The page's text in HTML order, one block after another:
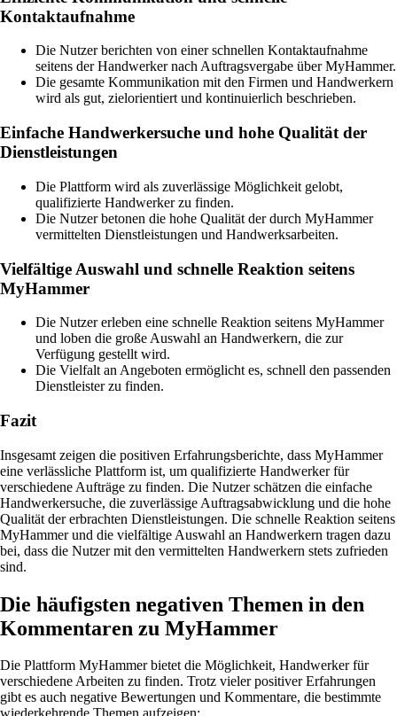
Kontaktaufnahme
Die Nutzer berichten von einer schnellen Kontaktaufnahme
seitens der Handwerker nach Auftragsvergabe über MyHammer.
Die gesamte Kommunikation mit den Firmen und Handwerkern
wird als gut, zielorientiert und kontinuierlich beschrieben.
Einfache Handwerkersuche und hohe Qualität der
Dienstleistungen
Die Plattform wird als zuverlässige Möglichkeit gelobt,
qualifizierte Handwerker zu finden.
Die Nutzer betonen die hohe Qualität der durch MyHammer
vermittelten Dienstleistungen und Handwerksarbeiten.
Vielfältige Auswahl und schnelle Reaktion seitens
MyHammer
Die Nutzer erleben eine schnelle Reaktion seitens MyHammer
und loben die große Auswahl an Handwerkern, die zur
Verfügung gestellt wird.
Die Vielfalt an Angeboten ermöglicht es, schnell den passenden
Dienstleister zu finden.
Fazit
Insgesamt zeigen die positiven Erfahrungsberichte, dass MyHammer
eine verlässliche Plattform ist, um qualifizierte Handwerker für
verschiedene Aufträge zu finden. Die Nutzer schätzen die einfache
Handwerkersuche, die zuverlässige Auftragsabwicklung und die hohe
Qualität der erbrachten Dienstleistungen. Die schnelle Reaktion seitens
MyHammer und die vielfältige Auswahl an Handwerkern tragen dazu
bei, dass die Nutzer mit den vermittelten Handwerkern stets zufrieden
sind.
Die häufigsten negativen Themen in den
Kommentaren zu MyHammer
Die Plattform MyHammer bietet die Möglichkeit, Handwerker für
verschiedene Arbeiten zu finden. Trotz vieler positiver Erfahrungen
gibt es auch negative Bewertungen und Kommentare, die bestimmte